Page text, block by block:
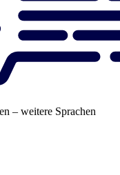
– weitere Sprachen